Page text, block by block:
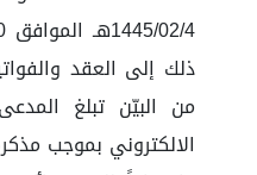
ذلك إلى العقد
من البيّن تبلغ